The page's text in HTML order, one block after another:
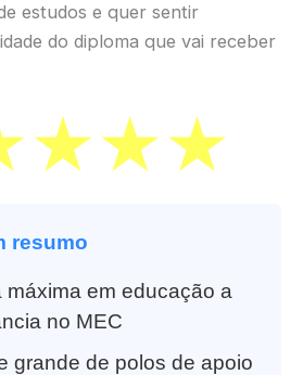
estudos e quer sentir
do diploma que vai receber
resumo
máxima em educação a
no MEC
grande de polos de apoio